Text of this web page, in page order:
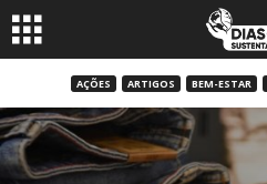
AÇÕES ARTIGOS BEM-ESTAR